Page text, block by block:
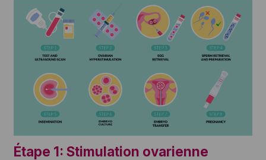
Étape 1: Stimulation ovarienne